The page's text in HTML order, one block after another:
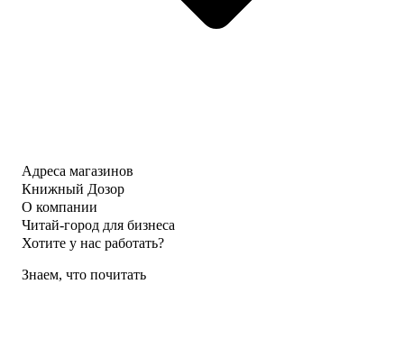
Адреса магазинов
Книжный Дозор
О компании
Читай-город для бизнеса
Хотите у нас работать?
Знаем, что почитать